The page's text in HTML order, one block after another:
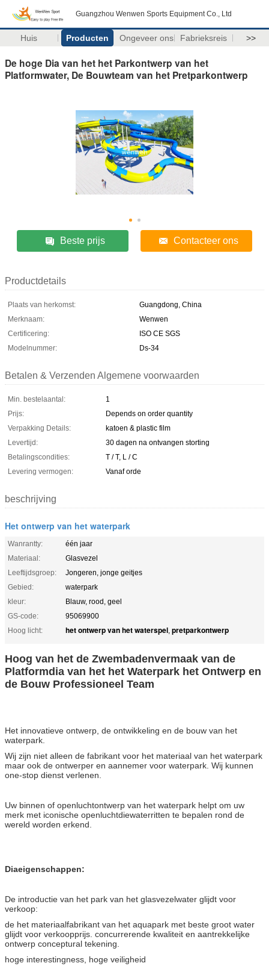
Guangzhou Wenwen Sports Equipment Co., Ltd
Huis Producten Ongeveer ons Fabrieksreis >>
De hoge Dia van het het Parkontwerp van het
Platformwater, De Bouwteam van het Pretparkontwerp
Beste prijs Contacteer ons
Productdetails
Plaats van herkomst:
Guangdong, China
Merknaam:
Wenwen
Certificering:
ISO CE SGS
Modelnummer:
Ds-34
Betalen & Verzenden Algemene voorwaarden
Min. bestelaantal:
1
Prijs:
Depends on order quantity
Verpakking Details:
katoen & plastic film
Levertijd:
30 dagen na ontvangen storting
Betalingscondities:
T / T, L / C
Levering vermogen:
Vanaf orde
beschrijving
Het ontwerp van het waterpark
Wanrantty:
één jaar
Materiaal:
Glasvezel
Leeftijdsgroep:
Jongeren, jonge geitjes
Gebied:
waterpark
kleur:
Blauw, rood, geel
GS-code:
95069900
Hoog licht:
het ontwerp van het waterspel, pretparkontwerp
Hoog van het de Zwembadenvermaak van de
Platformdia van het het Waterpark het Ontwerp en
de Bouw Professioneel Team
Het innovatieve ontwerp, de ontwikkeling en de bouw van het
waterpark.
Wij zijn niet alleen de fabrikant voor het materiaal van het waterpark
maar ook de ontwerper en aannemer voor waterpark. Wij kunnen
one-stop dienst verlenen.
Uw binnen of openluchtontwerp van het waterpark helpt om uw
merk met iconische openluchtdiewaterritten te bepalen rond de
wereld worden erkend.
Diaeigenschappen:
De introductie van het park van het glasvezelwater glijdt voor
verkoop:
de het materiaalfabrikant van het aquapark met beste groot water
glijdt voor verkoopprijs. concurrerende kwaliteit en aantrekkelijke
ontwerp conceptural tekening.
hoge interestingness, hoge veiligheid